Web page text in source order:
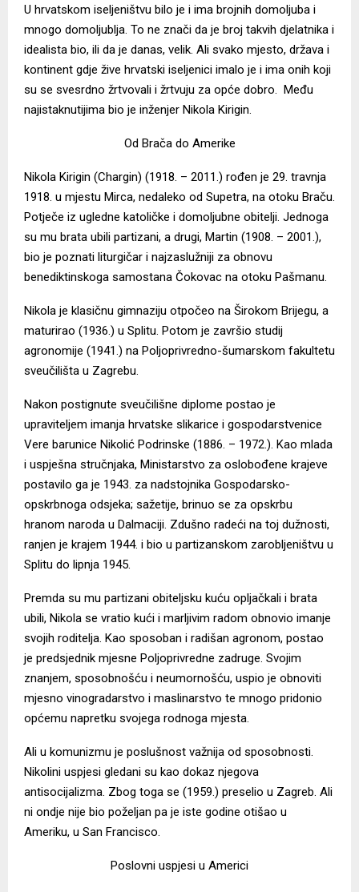
U hrvatskom iseljeništvu bilo je i ima brojnih domoljuba i
mnogo domoljublja. To ne znači da je broj takvih djelatnika i
idealista bio, ili da je danas, velik. Ali svako mjesto, država i
kontinent gdje žive hrvatski iseljenici imalo je i ima onih koji
su se svesrdno žrtvovali i žrtvuju za opće dobro. Među
najistaknutijima bio je inženjer Nikola Kirigin.
Od Brača do Amerike
Nikola Kirigin (Chargin) (1918. – 2011.) rođen je 29. travnja
1918. u mjestu Mirca, nedaleko od Supetra, na otoku Braču.
Potječe iz ugledne katoličke i domoljubne obitelji. Jednoga
su mu brata ubili partizani, a drugi, Martin (1908. – 2001.),
bio je poznati liturgičar i najzaslužniji za obnovu
benediktinskoga samostana Čokovac na otoku Pašmanu.
Nikola je klasičnu gimnaziju otpočeo na Širokom Brijegu, a
maturirao (1936.) u Splitu. Potom je završio studij
agronomije (1941.) na Poljoprivredno-šumarskom fakultetu
sveučilišta u Zagrebu.
Nakon postignute sveučilišne diplome postao je
upraviteljem imanja hrvatske slikarice i gospodarstvenice
Vere barunice Nikolić Podrinske (1886. – 1972.). Kao mlada
i uspješna stručnjaka, Ministarstvo za oslobođene krajeve
postavilo ga je 1943. za nadstojnika Gospodarsko-
opskrbnoga odsjeka; sažetije, brinuo se za opskrbu
hranom naroda u Dalmaciji. Zdušno radeći na toj dužnosti,
ranjen je krajem 1944. i bio u partizanskom zarobljeništvu u
Splitu do lipnja 1945.
Premda su mu partizani obiteljsku kuću opljačkali i brata
ubili, Nikola se vratio kući i marljivim radom obnovio imanje
svojih roditelja. Kao sposoban i radišan agronom, postao
je predsjednik mjesne Poljoprivredne zadruge. Svojim
znanjem, sposobnošću i neumornošću, uspio je obnoviti
mjesno vinogradarstvo i maslinarstvo te mnogo pridonio
općemu napretku svojega rodnoga mjesta.
Ali u komunizmu je poslušnost važnija od sposobnosti.
Nikolini uspjesi gledani su kao dokaz njegova
antisocijalizma. Zbog toga se (1959.) preselio u Zagreb. Ali
ni ondje nije bio poželjan pa je iste godine otišao u
Ameriku, u San Francisco.
Poslovni uspjesi u Americi